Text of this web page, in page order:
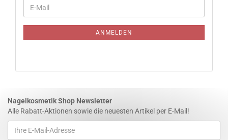
ZUR
E-
Mail
ANMELDEN
Nagelkosmetik Shop Newsletter
Alle Rabatt-Aktionen sowie die neuesten Artikel per E-Mail!